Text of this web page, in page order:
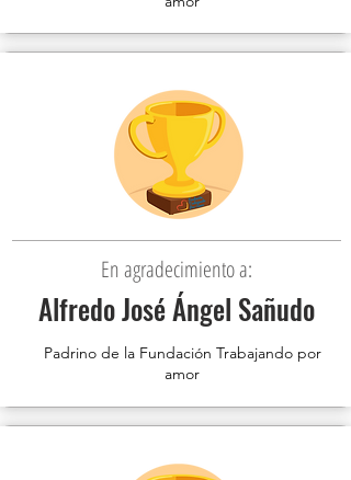
En agradecimiento a:
Alfredo José Ángel Sañudo
Padrino de la Fundación Trabajando por
amor